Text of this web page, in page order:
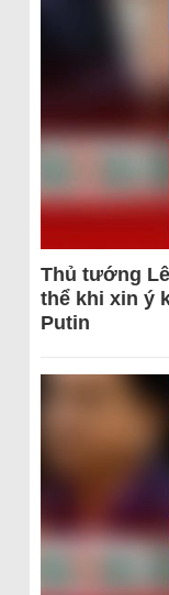
Thủ tướng
thể khi xin ý
Putin